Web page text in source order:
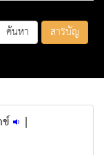
ค้นหา สารบัญ
|